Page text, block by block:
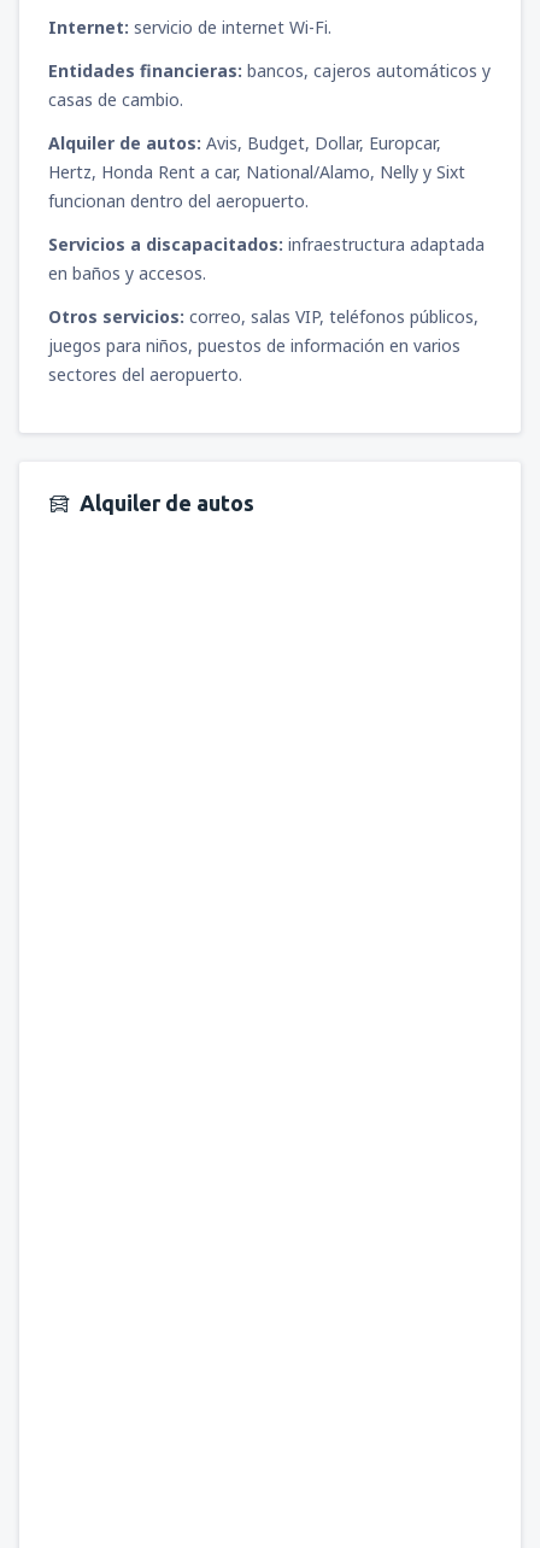
Internet: servicio de internet Wi-Fi.
Entidades financieras: bancos, cajeros automáticos y
casas de cambio.
Alquiler de autos: Avis, Budget, Dollar, Europcar,
Hertz, Honda Rent a car, National/Alamo, Nelly y Sixt
funcionan dentro del aeropuerto.
Servicios a discapacitados: infraestructura adaptada
en baños y accesos.
Otros servicios: correo, salas VIP, teléfonos públicos,
juegos para niños, puestos de información en varios
sectores del aeropuerto.
Alquiler de autos